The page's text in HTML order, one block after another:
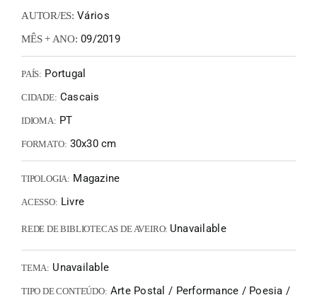
AUTOR/ES: Vários
MÊS + ANO: 09/2019
PAÍS: Portugal
CIDADE: Cascais
IDIOMA: PT
FORMATO: 30x30 cm
TIPOLOGIA: Magazine
ACESSO: Livre
REDE DE BIBLIOTECAS DE AVEIRO: Unavailable
TEMA: Unavailable
TIPO DE CONTEÚDO: Arte Postal / Performance / Poesia /